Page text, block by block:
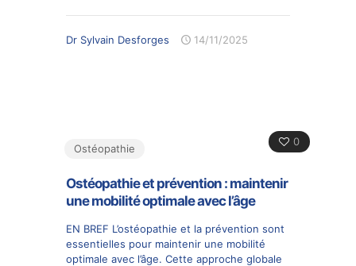
Dr Sylvain Desforges 14/11/2025
0
Ostéopathie
Ostéopathie et prévention : maintenir
une mobilité optimale avec l’âge
EN BREF L’ostéopathie et la prévention sont
essentielles pour maintenir une mobilité
optimale avec l’âge. Cette approche globale